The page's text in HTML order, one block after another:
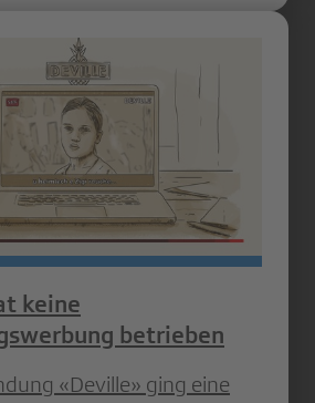
keine
betrieben
«Deville» ging eine